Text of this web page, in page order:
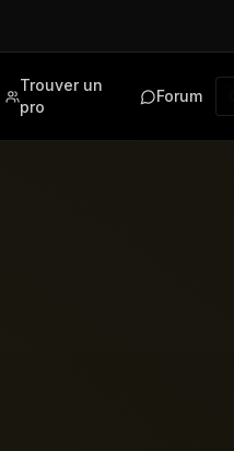
Trouver un
pro
Forum